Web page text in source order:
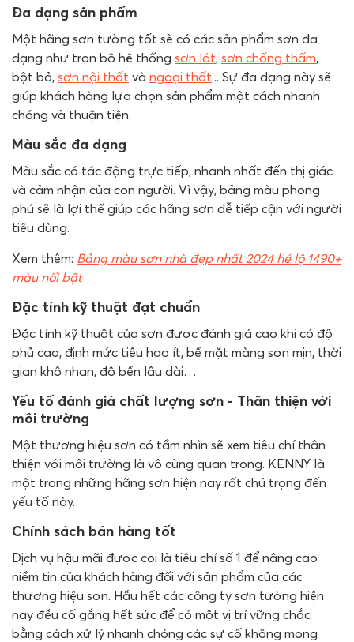
Đa dạng sản phẩm
Một hãng sơn tường tốt sẽ có các sản phẩm sơn đa
dạng như trọn bộ hệ thống sơn lót, sơn chống thấm,
bột bả, sơn nội thất và ngoại thất... Sự đa dạng này sẽ
giúp khách hàng lựa chọn sản phẩm một cách nhanh
chóng và thuận tiện.
Màu sắc đa dạng
Màu sắc có tác động trực tiếp, nhanh nhất đến thị giác
và cảm nhận của con người. Vì vậy, bảng màu phong
phú sẽ là lợi thế giúp các hãng sơn dễ tiếp cận với người
tiêu dùng.
Xem thêm: Bảng màu sơn nhà đẹp nhất 2024 hé lộ 1490+
màu nổi bật
Đặc tính kỹ thuật đạt chuẩn
Đặc tính kỹ thuật của sơn được đánh giá cao khi có độ
phủ cao, định mức tiêu hao ít, bề mặt màng sơn mịn, thời
gian khô nhan, độ bền lâu dài…
Yếu tố đánh giá chất lượng sơn - Thân thiện với
môi trường
Một thương hiệu sơn có tầm nhìn sẽ xem tiêu chí thân
thiện với môi trường là vô cùng quan trọng. KENNY là
một trong những hãng sơn hiện nay rất chú trọng đến
yếu tố này.
Chính sách bán hàng tốt
Dịch vụ hậu mãi được coi là tiêu chí số 1 để nâng cao
niềm tin của khách hàng đối với sản phẩm của các
thương hiệu sơn. Hầu hết các công ty sơn tường hiện
nay đều cố gắng hết sức để có một vị trí vững chắc
bằng cách xử lý nhanh chóng các sự cố không mong